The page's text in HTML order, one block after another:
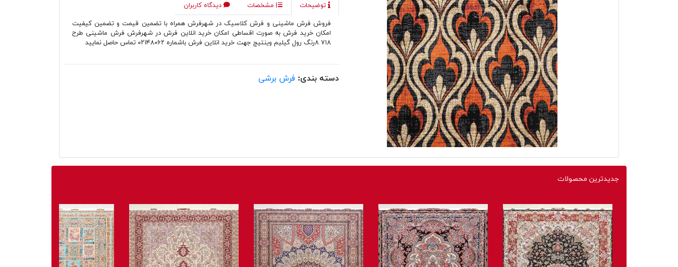
توضیحات مشخصات
دیدگاه کاربران
فروش فرش ماشینی و فرش کلاسیک در شهرفرش همراه با تضمین قیمت و تضمین کیفیت
امکان خرید فرش به صورت اقساطی امکان خرید انلاین فرش در شهرفرش فرش ماشینی طرح
۷۱۸ ۸رنگ رول گیلیم وینتیج جهت خرید انلاین فرش باشماره ۰۲۱۴۸۰۶۲ تماس حاصل نمایید
دسته بندی: فرش برشی
جدیدترین محصولات